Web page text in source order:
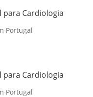
para Cardiologia
Portugal
para Cardiologia
Portugal